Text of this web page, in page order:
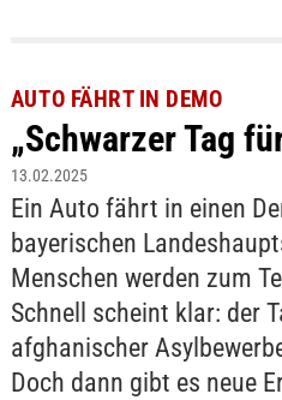
AUTO FÄHRT IN DEMO
„Schwarzer Tag
13.02.2025
Ein Auto fährt in einen
bayerischen
Menschen werden zum
Schnell scheint klar: der
afghanischer
Doch dann gibt es neue